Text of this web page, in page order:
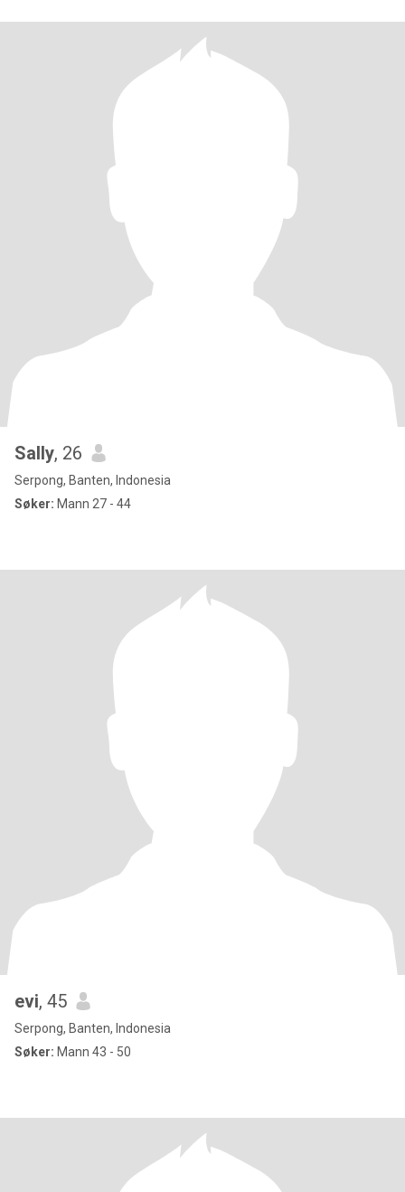
Sally, 26
Serpong, Banten, Indonesia
Søker: Mann 27 - 44
evi, 45
Serpong, Banten, Indonesia
Søker: Mann 43 - 50